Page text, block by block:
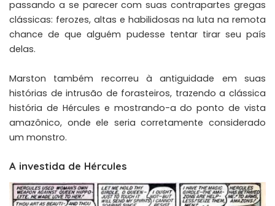
passando a se parecer com suas contrapartes gregas
clássicas: ferozes, altas e habilidosas na luta na remota
chance de que alguém pudesse tentar tirar seu país
delas.
Marston também recorreu à antiguidade em suas
histórias de intrusão de forasteiros, trazendo a clássica
história de Hércules e mostrando-a do ponto de vista
amazônico, onde ele seria corretamente considerado
um monstro.
A investida de Hércules